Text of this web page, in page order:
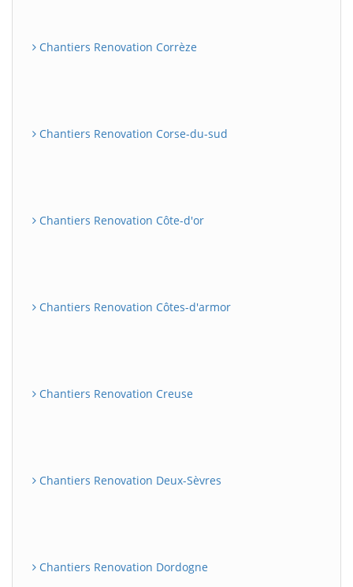
Chantiers Renovation Corrèze
Chantiers Renovation Corse-du-sud
Chantiers Renovation Côte-d'or
Chantiers Renovation Côtes-d'armor
Chantiers Renovation Creuse
Chantiers Renovation Deux-Sèvres
Chantiers Renovation Dordogne